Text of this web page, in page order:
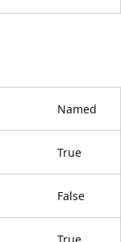
Named
True
False
True